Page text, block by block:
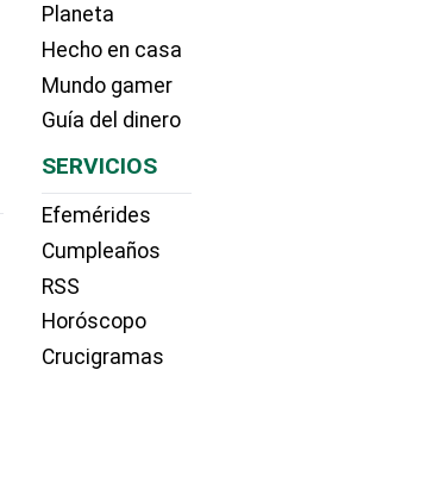
Planeta
Hecho en casa
Mundo gamer
Guía del dinero
SERVICIOS
Efemérides
Cumpleaños
RSS
Horóscopo
Crucigramas